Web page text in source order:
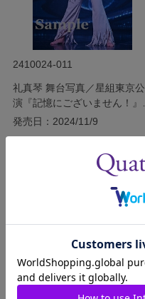
2410024-011
礼真琴 舞台写真／星組東京公
演『記憶にございません！』
『Tiara Azul ―Destino―』
発売日：2024/11/9
サイズを選択する